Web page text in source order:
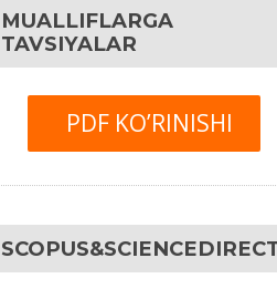
MUALLIFLARGA
TAVSIYALAR
PDF KO’RINISHI